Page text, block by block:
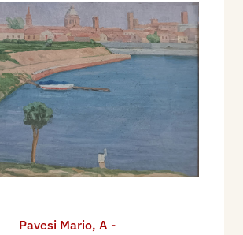
Pavesi Mario, A -